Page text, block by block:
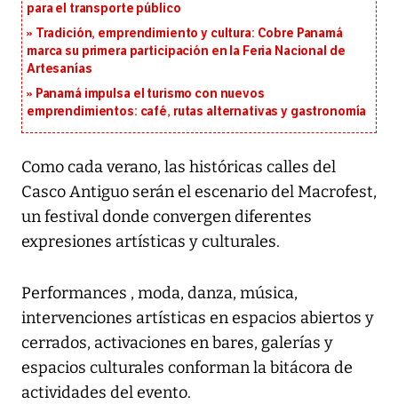
para el transporte público
Tradición, emprendimiento y cultura: Cobre Panamá
marca su primera participación en la Feria Nacional de
Artesanías
Panamá impulsa el turismo con nuevos
emprendimientos: café, rutas alternativas y gastronomía
Como cada verano, las históricas calles del
Casco Antiguo serán el escenario del Macrofest,
un festival donde convergen diferentes
expresiones artísticas y culturales.
Performances , moda, danza, música,
intervenciones artísticas en espacios abiertos y
cerrados, activaciones en bares, galerías y
espacios culturales conforman la bitácora de
actividades del evento.